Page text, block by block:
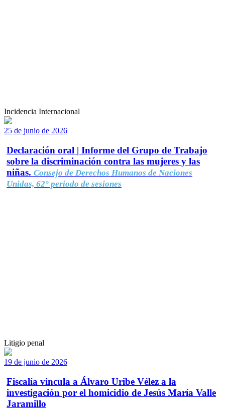
Incidencia Internacional
25 de junio de 2026
Declaración oral | Informe del Grupo de Trabajo
sobre la discriminación contra las mujeres y las
niñas. Consejo de Derechos Humanos de Naciones
Unidas, 62° período de sesiones
Litigio penal
19 de junio de 2026
Fiscalía vincula a Álvaro Uribe Vélez a la
investigación por el homicidio de Jesús María Valle
Jaramillo